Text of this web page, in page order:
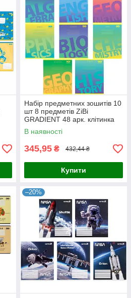
Набір предметних зошитів 10
шт 8 предметів ZiBi
GRADIENT 48 арк. клітинка
структ. лак + вибір. УФ-лак
В наявності
345,95 ₴ 432,44 ₴
Купити
–20%